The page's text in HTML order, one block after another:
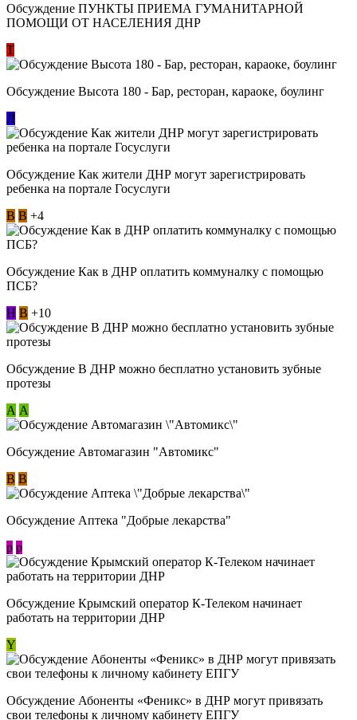
Обсуждение ​ПУНКТЫ ПРИЕМА ГУМАНИТАРНОЙ
ПОМОЩИ ОТ НАСЕЛЕНИЯ ДНР
Т
Обсуждение Высота 180 - Бар, ресторан, караоке, боулинг
Л
Обсуждение Как жители ДНР могут зарегистрировать
ребенка на портале Госуслуги
В В +4
Обсуждение Как в ДНР оплатить коммуналку с помощью
ПСБ?
Н В +10
Обсуждение В ДНР можно бесплатно установить зубные
протезы
А А
Обсуждение Автомагазин "Автомикс"
В В
Обсуждение Аптека "Добрые лекарства"
p p
Обсуждение Крымский оператор К-Телеком начинает
работать на территории ДНР
Y
Обсуждение ​Абоненты «Феникс» в ДНР могут привязать
свои телефоны к личному кабинету ЕПГУ